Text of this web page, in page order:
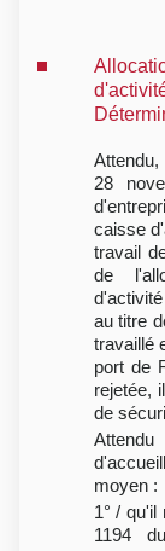
28
caisse
travail
de
au titre
travaillé
port de
rejetée,
de
moyen :
1° / qu'il
1194